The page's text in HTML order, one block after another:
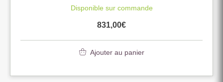
Disponible sur commande
831,00€
Ajouter au panier